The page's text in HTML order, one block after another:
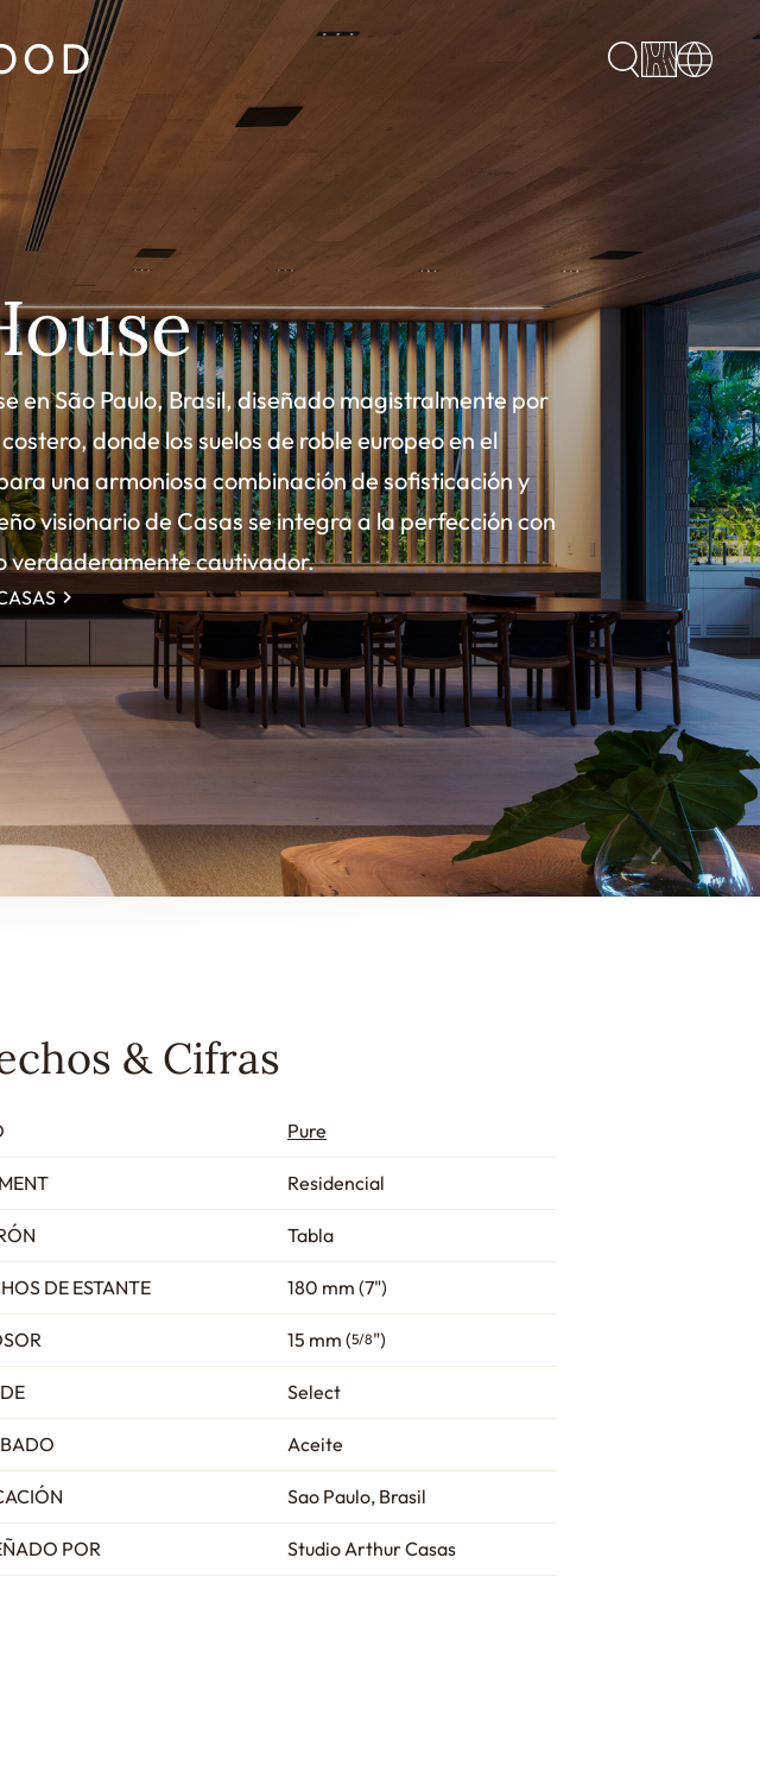
en São Paulo, Brasil, diseñado magistralmente por
donde los suelos de roble europeo en el
una armoniosa combinación de sofisticación y
visionario de Casas se integra a la perfección con
verdaderamente cautivador.
& Cifras
Pure
Residencial
Tabla
DE ESTANTE 180 mm (7")
15 mm (5/8")
Select
Aceite
Sao Paulo, Brasil
POR Studio Arthur Casas